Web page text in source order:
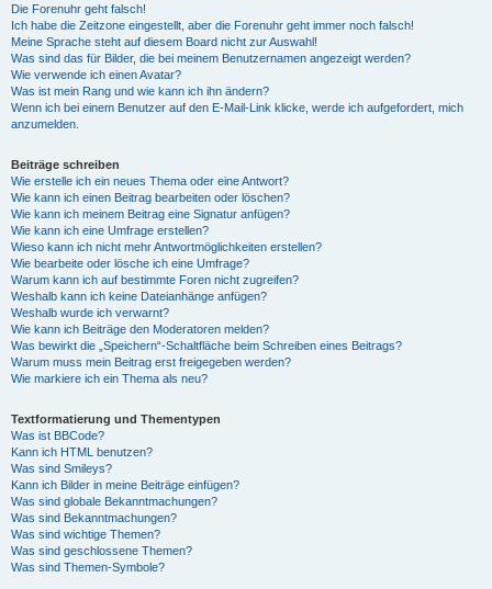
Die Forenuhr geht falsch!
Ich habe die Zeitzone eingestellt, aber die Forenuhr geht immer noch falsch!
Meine Sprache steht auf diesem Board nicht zur Auswahl!
Was sind das für Bilder, die bei meinem Benutzernamen angezeigt werden?
Wie verwende ich einen Avatar?
Was ist mein Rang und wie kann ich ihn ändern?
Wenn ich bei einem Benutzer auf den E-Mail-Link klicke, werde ich aufgefordert, mich
anzumelden.
Beiträge schreiben
Wie erstelle ich ein neues Thema oder eine Antwort?
Wie kann ich einen Beitrag bearbeiten oder löschen?
Wie kann ich meinem Beitrag eine Signatur anfügen?
Wie kann ich eine Umfrage erstellen?
Wieso kann ich nicht mehr Antwortmöglichkeiten erstellen?
Wie bearbeite oder lösche ich eine Umfrage?
Warum kann ich auf bestimmte Foren nicht zugreifen?
Weshalb kann ich keine Dateianhänge anfügen?
Weshalb wurde ich verwarnt?
Wie kann ich Beiträge den Moderatoren melden?
Was bewirkt die „Speichern“-Schaltfläche beim Schreiben eines Beitrags?
Warum muss mein Beitrag erst freigegeben werden?
Wie markiere ich ein Thema als neu?
Textformatierung und Thementypen
Was ist BBCode?
Kann ich HTML benutzen?
Was sind Smileys?
Kann ich Bilder in meine Beiträge einfügen?
Was sind globale Bekanntmachungen?
Was sind Bekanntmachungen?
Was sind wichtige Themen?
Was sind geschlossene Themen?
Was sind Themen-Symbole?